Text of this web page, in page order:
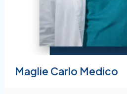
Maglie Carlo Medico